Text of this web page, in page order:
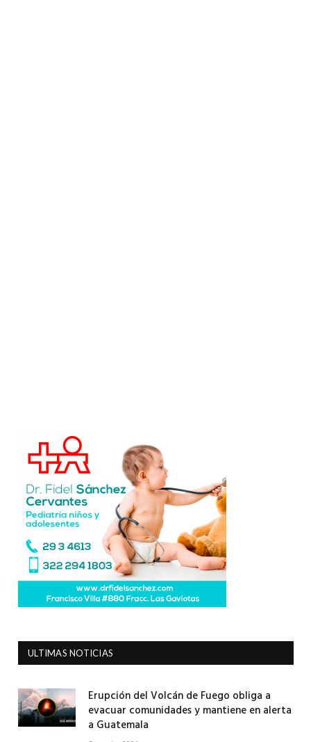
ULTIMAS NOTICIAS
Erupción del Volcán de Fuego obliga a
evacuar comunidades y mantiene en alerta
a Guatemala